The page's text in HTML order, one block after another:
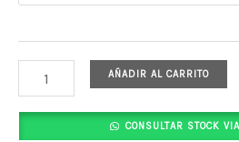
AÑADIR AL CARRITO
CONSULTAR STOCK